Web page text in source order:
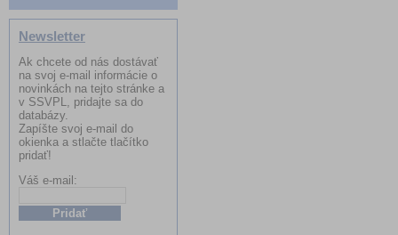
Newsletter
Ak chcete od nás dostávať
na svoj e-mail informácie o
novinkách na tejto stránke a
v SSVPL, pridajte sa do
databázy.
Zapíšte svoj e-mail do
okienka a stlačte tlačítko
pridať!
Váš e-mail: